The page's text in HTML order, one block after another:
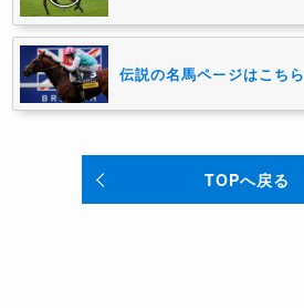
伝説の名馬ページはこちら
TOPへ戻る